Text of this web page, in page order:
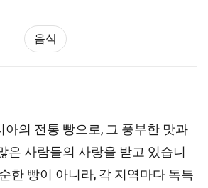
음식
아의 전통 빵으로, 그 풍부한 맛과
은 사람들의 사랑을 받고 있습니
한 빵이 아니라, 각 지역마다 독특